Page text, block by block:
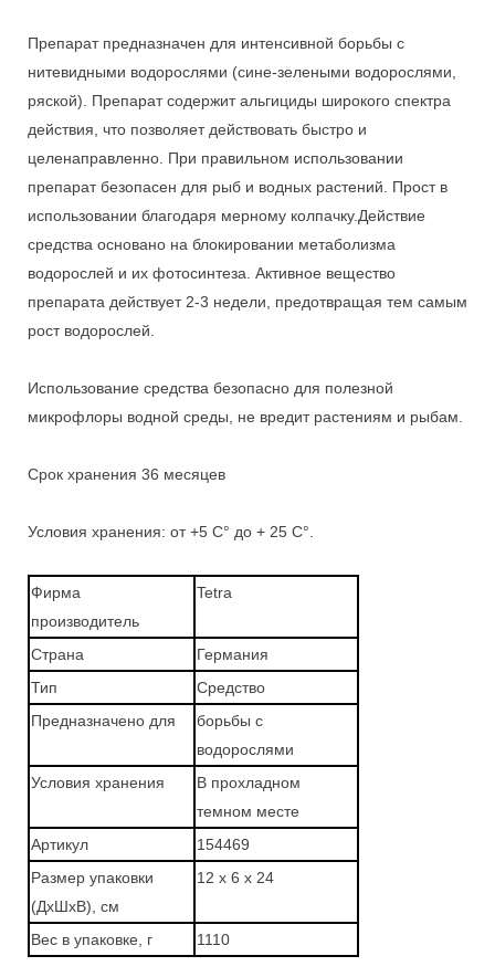
Препарат предназначен для интенсивной борьбы с
нитевидными водорослями (сине-зелеными водорослями,
ряской). Препарат содержит альгициды широкого спектра
действия, что позволяет действовать быстро и
целенаправленно. При правильном использовании
препарат безопасен для рыб и водных растений. Прост в
использовании благодаря мерному колпачку.Действие
средства основано на блокировании метаболизма
водорослей и их фотосинтеза. Активное вещество
препарата действует 2-3 недели, предотвращая тем самым
рост водорослей.
Использование средства безопасно для полезной
микрофлоры водной среды, не вредит растениям и рыбам.
Срок хранения 36 месяцев
Условия хранения: от +5 С° до + 25 С°.
Фирма
производитель
Tetra
Страна
Германия
Тип
Средство
Предназначено для
борьбы с
водорослями
Условия хранения
В прохладном
темном месте
Артикул
154469
Размер упаковки
(ДхШхВ), см
12 x 6 x 24
Вес в упаковке, г 1110